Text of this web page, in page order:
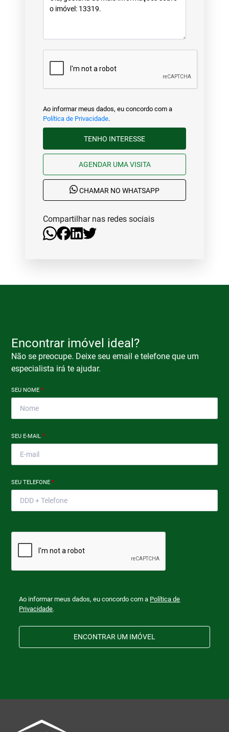
Ao informar meus dados, eu concordo com a
Política de Privacidade.
TENHO INTERESSE
AGENDAR UMA VISITA
CHAMAR NO WHATSAPP
Compartilhar nas redes sociais
Encontrar imóvel ideal?
Não se preocupe. Deixe seu email e telefone que um
especialista irá te ajudar.
SEU NOME*
SEU E-MAIL*
SEU TELEFONE*
Ao informar meus dados, eu concordo com a Política de
Privacidade.
ENCONTRAR UM IMÓVEL